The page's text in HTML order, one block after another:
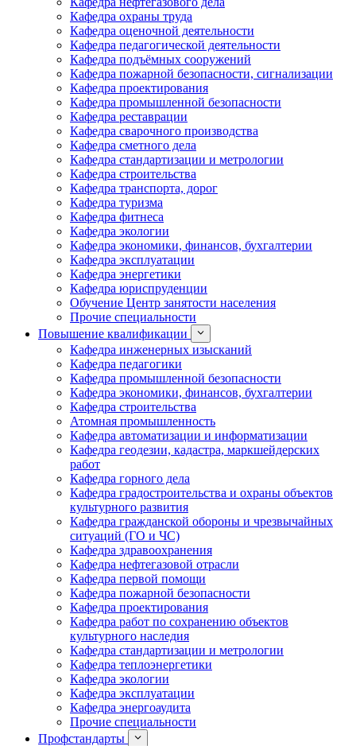
Кафедра охраны труда
Кафедра оценочной деятельности
Кафедра педагогической деятельности
Кафедра подъёмных сооружений
Кафедра пожарной безопасности, сигнализации
Кафедра проектирования
Кафедра промышленной безопасности
Кафедра реставрации
Кафедра сварочного производства
Кафедра сметного дела
Кафедра стандартизации и метрологии
Кафедра строительства
Кафедра транспорта, дорог
Кафедра туризма
Кафедра фитнеса
Кафедра экологии
Кафедра экономики, финансов, бухгалтерии
Кафедра эксплуатации
Кафедра энергетики
Кафедра юриспруденции
Обучение Центр занятости населения
Прочие специальности
Повышение квалификации
Кафедра инженерных изысканий
Кафедра педагогики
Кафедра промышленной безопасности
Кафедра экономики, финансов, бухгалтерии
Кафедра строительства
Атомная промышленность
Кафедра автоматизации и информатизации
Кафедра геодезии, кадастра, маркшейдерских
работ
Кафедра горного дела
Кафедра градостроительства и охраны объектов
культурного развития
Кафедра гражданской обороны и чрезвычайных
ситуаций (ГО и ЧС)
Кафедра здравоохранения
Кафедра нефтегазовой отрасли
Кафедра первой помощи
Кафедра пожарной безопасности
Кафедра проектирования
Кафедра работ по сохранению объектов
культурного наследия
Кафедра стандартизации и метрологии
Кафедра теплоэнергетики
Кафедра экологии
Кафедра эксплуатации
Кафедра энергоаудита
Прочие специальности
Профстандарты